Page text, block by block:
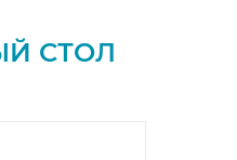
СТОЛ